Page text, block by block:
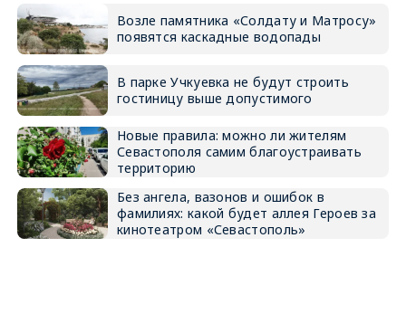
Возле памятника «Солдату и Матросу»
появятся каскадные водопады
В парке Учкуевка не будут строить
гостиницу выше допустимого
Новые правила: можно ли жителям
Севастополя самим благоустраивать
территорию
Без ангела, вазонов и ошибок в
фамилиях: какой будет аллея Героев за
кинотеатром «Севастополь»